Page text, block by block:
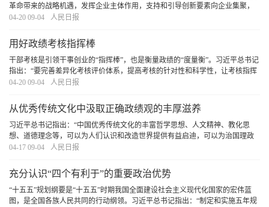
革命带来的战略机遇，发挥企业主体作用，支持和引导创新要素向企业集聚，
不断增强企业创新动力、创新活力、创新实力。”“十五五”规划纲要确定了未来
04-20 09-04 人民日报
用好政绩考核指挥棒
干部考核是引领干事创业的“指挥棒”，也是衡量政绩的“度量衡”。习近平总书记
指出：“要完善差异化考核评价体系，提高考核的针对性和科学性，让考核指挥
棒真正管用。”引导广大党员干部树立和践行正确政绩观，创造造福人民、群众
04-20 09-04 人民日报
从优秀传统文化中汲取正确政绩观的丰厚滋养
习近平总书记指出：“中国优秀传统文化的丰富哲学思想、人文精神、教化思
想、道德理念等，可以为人们认识和改造世界提供有益启迪，可以为治国理政
提供有益启示”。我们要坚持古为今用、推陈出新，结合实际，不断从中华优秀
04-17 09-04 人民日报
充分认识“四个有利于”的重要政治优势
“十五五”规划纲要是“十五五”时期我国全面建设社会主义现代化国家的宏伟蓝
图，是全国各族人民共同的行动纲领。习近平总书记指出：“制定和实施五年规